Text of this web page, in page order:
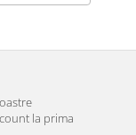
la prima